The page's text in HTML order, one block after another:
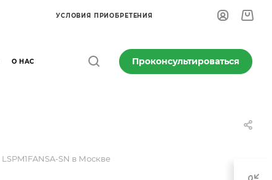
УСЛОВИЯ ПРИОБРЕТЕНИЯ
О НАС Проконсультироваться
LSPM1FANSA-SN в Москве